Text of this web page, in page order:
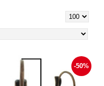
-50%